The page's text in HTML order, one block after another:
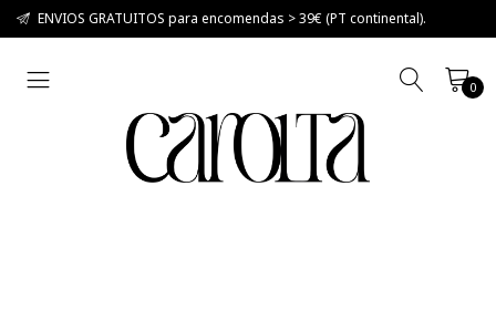
ENVIOS GRATUITOS para encomendas > 39€ (PT continental).
0